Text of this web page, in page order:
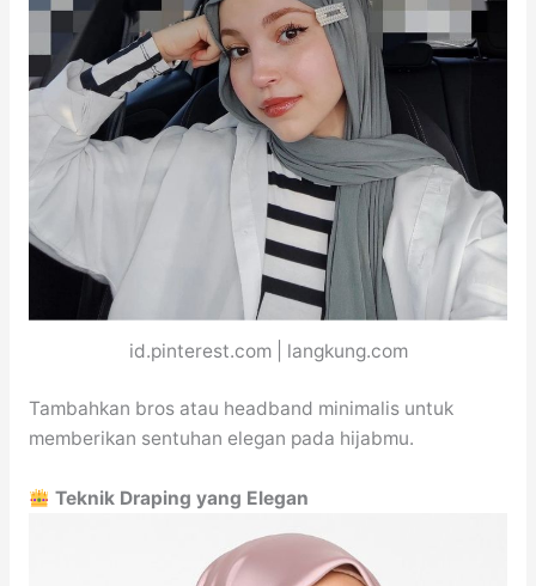
id.pinterest.com | langkung.com
Tambahkan bros atau headband minimalis untuk
memberikan sentuhan elegan pada hijabmu.
Teknik Draping yang Elegan